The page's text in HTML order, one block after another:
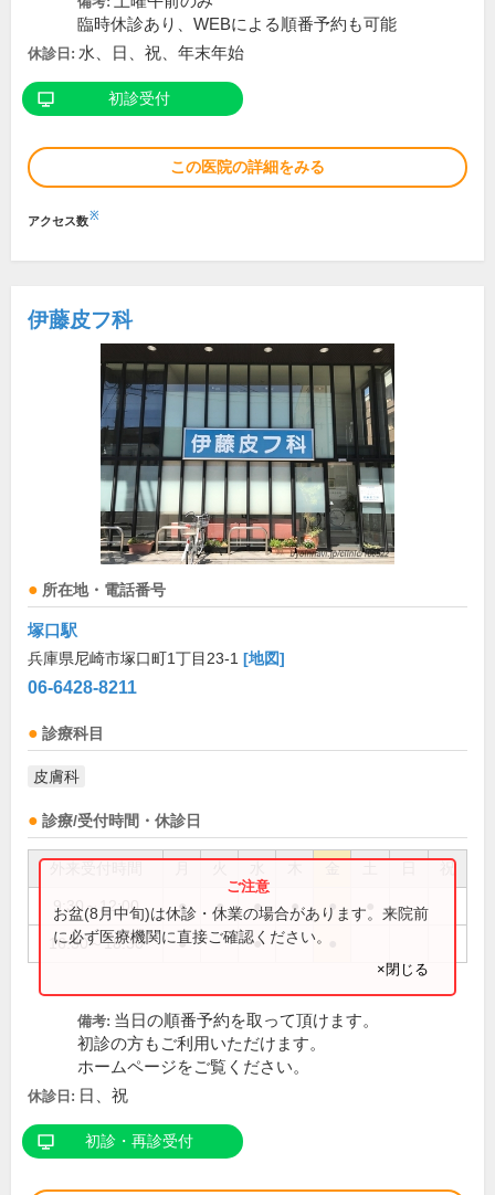
臨時休診あり、WEBによる順番予約も可能
休診日: 水、日、祝、年末年始
初診受付
この医院の詳細をみる
アクセス数※
伊藤皮フ科
所在地・電話番号
塚口駅
兵庫県尼崎市塚口町1丁目23-1 [地図]
06-6428-8211
診療科目
皮膚科
診療/受付時間・休診日
祝
9:30～12:00 ● ● ● ● ●
16:30～18:30 ● ●
お盆(8月中旬)は休診・休業の場合があります。来院前
に必ず医療機関に直接ご確認ください。
×閉じる
備考: 当日の順番予約を取って頂けます。
初診の方もご利用いただけます。
ホームページをご覧ください。
休診日: 日、祝
初診・再診受付